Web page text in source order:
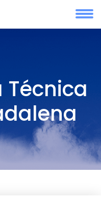
Técnica